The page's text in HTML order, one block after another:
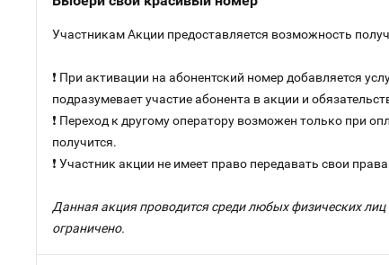
Участникам Акции предоставляется возможность
❗ При активации на абонентский номер добавляется
подразумевает участие абонента в акции и
❗ Переход к другому оператору возможен только при
получится.
❗ Участник акции не имеет право передавать свои
Данная акция проводится среди любых физических
ограничено.